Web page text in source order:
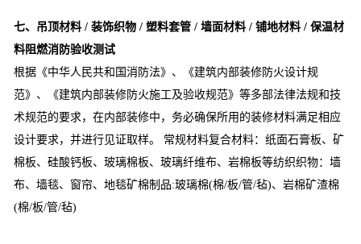
七、吊顶材料 / 装饰织物 / 塑料套管 / 墙面材料 / 铺地材料 / 保温材
料阻燃消防验收测试
根据《中华人民共和国消防法》、《建筑内部装修防火设计规
范》、《建筑内部装修防火施工及验收规范》等多部法律法规和技
术规范的要求，在内部装修中，务必确保所用的装修材料满足相应
设计要求，并进行见证取样。 常规材料复合材料：纸面石膏板、矿
棉板、硅酸钙板、玻璃棉板、玻璃纤维布、岩棉板等纺织织物：墙
布、墙毯、窗帘、地毯矿棉制品:玻璃棉(棉/板/管/毡)、岩棉矿渣棉
(棉/板/管/毡)